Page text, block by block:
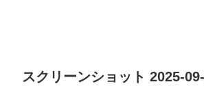
スクリーンショット 2025-